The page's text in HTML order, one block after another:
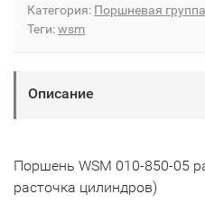
Категория: Поршневая группа
Теги:wsm
Описание
Поршень WSM 010-850-05
расточка цилиндров)